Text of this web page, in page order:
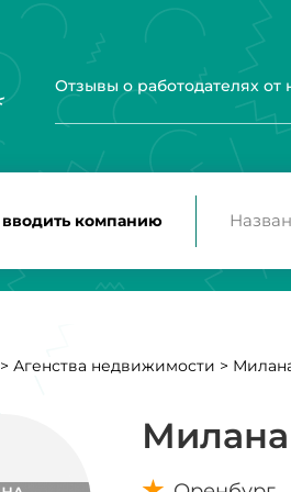
Отзывы о работодателях от
вводить компанию
> Агенства недвижимости >